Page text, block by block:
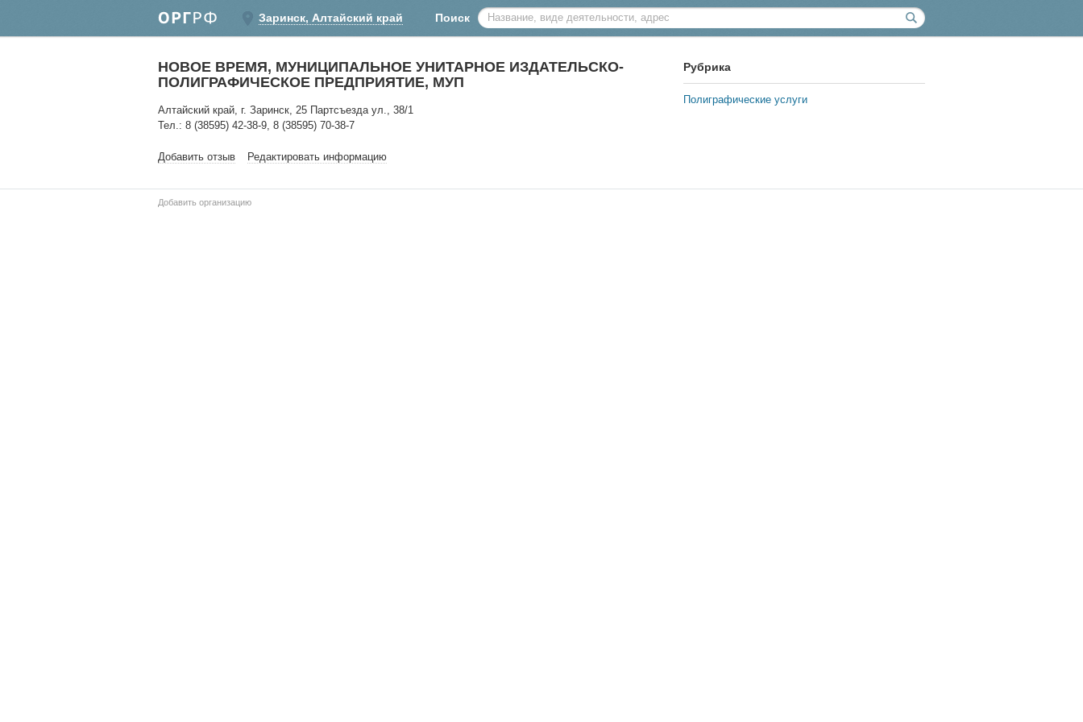
Заринск, Алтайский край Поиск
НОВОЕ ВРЕМЯ, МУНИЦИПАЛЬНОЕ УНИТАРНОЕ ИЗДАТЕЛЬСКО-
ПОЛИГРАФИЧЕСКОЕ ПРЕДПРИЯТИЕ, МУП
Алтайский край, г. Заринск, 25 Партсъезда ул., 38/1
Тел.: 8 (38595) 42-38-9, 8 (38595) 70-38-7
Добавить отзыв Редактировать информацию
Рубрика
Полиграфические услуги
Добавить организацию